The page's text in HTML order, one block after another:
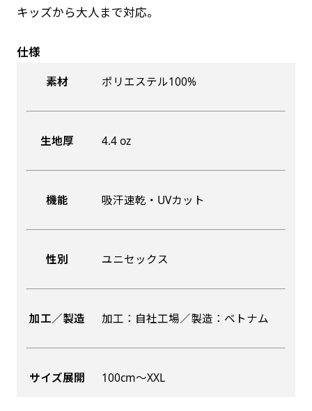
キッズから大人まで対応。
仕様
素材 ポリエステル100%
生地厚 4.4 oz
機能 吸汗速乾・UVカット
性別 ユニセックス
加工／製造 加工：自社工場／製造：ベトナム
サイズ展開 100cm〜XXL